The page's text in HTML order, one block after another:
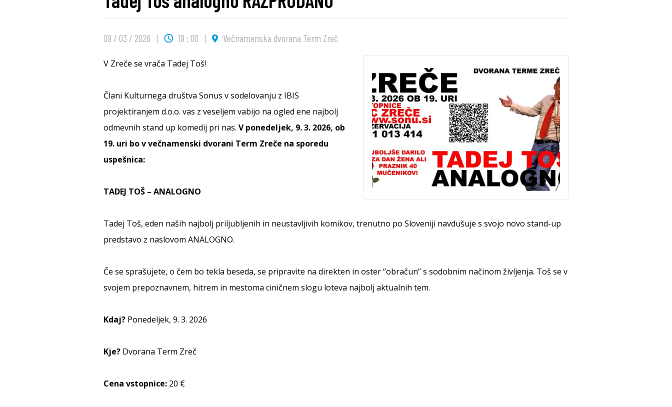
09 / 03 / 2026 19 : 00 Večnamenska dvorana Term Zreč
V Zreče se vrača Tadej Toš!
Člani Kulturnega društva Sonus v sodelovanju z IBIS
projektiranjem d.o.o. vas z veseljem vabijo na ogled ene najbolj
odmevnih stand up komedij pri nas. V ponedeljek, 9. 3. 2026, ob
19. uri bo v večnamenski dvorani Term Zreče na sporedu
uspešnica:
TADEJ TOŠ – ANALOGNO
Tadej Toš, eden naših najbolj priljubljenih in neustavljivih komikov, trenutno po Sloveniji navdušuje s svojo novo stand-up
predstavo z naslovom ANALOGNO.
Če se sprašujete, o čem bo tekla beseda, se pripravite na direkten in oster “obračun” s sodobnim načinom življenja. Toš se v
svojem prepoznavnem, hitrem in mestoma ciničnem slogu loteva najbolj aktualnih tem.
Kdaj? Ponedeljek, 9. 3. 2026
Kje? Dvorana Term Zreč
Cena vstopnice: 20 €